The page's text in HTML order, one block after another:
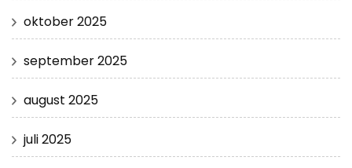
oktober 2025
september 2025
august 2025
juli 2025